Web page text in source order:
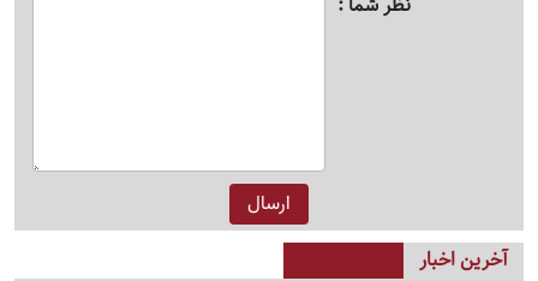
آخرین اخبار